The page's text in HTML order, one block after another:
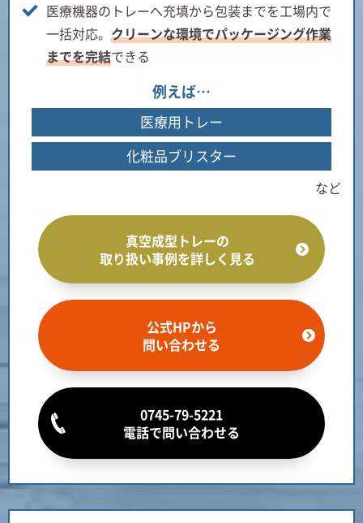
医療機器のトレーへ充填から包装までを工場内で
一括対応。 クリーンな環境でパッケージング作業
までを完結できる
例えば…
医療用トレー
化粧品ブリスター
など
真空成型トレーの
取り扱い事例を詳しく見る
公式HPから
問い合わせる
0745-79-5221
電話で問い合わせる